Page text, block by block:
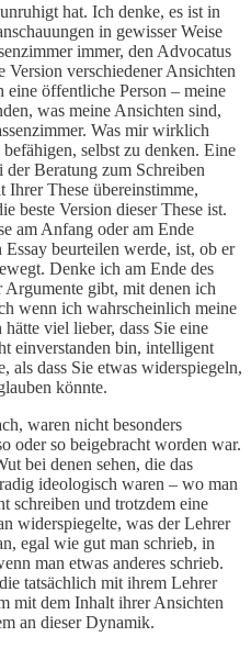
hat. Ich denke, es ist in
in gewisser Weise
immer, den Advocatus
verschiedener Ansichten
eine öffentliche Person – meine
was meine Ansichten sind,
Was mir wirklich
selbst zu denken. Eine
Beratung zum Schreiben
Ihrer These übereinstimme,
beste Version dieser These ist.
am Anfang oder am Ende
beurteilen werde, ist, ob er
Denke ich am Ende des
Argumente gibt, mit denen ich
wenn ich wahrscheinlich meine
viel lieber, dass Sie eine
einverstanden bin, intelligent
als dass Sie etwas widerspiegeln,
könnte.
waren nicht besonders
oder so beigebracht worden war.
bei denen sehen, die das
ideologisch waren – wo man
schreiben und trotzdem eine
widerspiegelte, was der Lehrer
egal wie gut man schrieb, in
man etwas anderes schrieb.
tatsächlich mit ihrem Lehrer
mit dem Inhalt ihrer Ansichten
an dieser Dynamik.